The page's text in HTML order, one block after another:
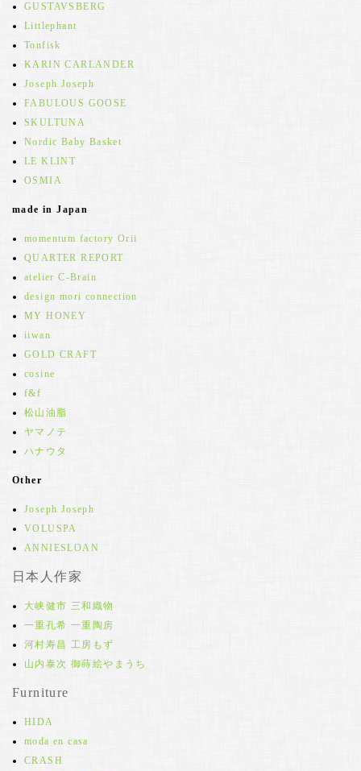
GUSTAVSBERG
Littlephant
Tonfisk
KARIN CARLANDER
Joseph Joseph
FABULOUS GOOSE
SKULTUNA
Nordic Baby Basket
LE KLINT
OSMIA
made in Japan
momentum factory Orii
QUARTER REPORT
atelier C-Brain
design mori connection
MY HONEY
iiwan
GOLD CRAFT
cosine
f&f
松山油脂
ヤマノテ
ハナウタ
Other
Joseph Joseph
VOLUSPA
ANNIESLOAN
日本人作家
大峡健市 三和織物
一重孔希 一重陶房
河村寿昌 工房もず
山内泰次 御蒔絵やまうち
Furniture
HIDA
moda en casa
CRASH